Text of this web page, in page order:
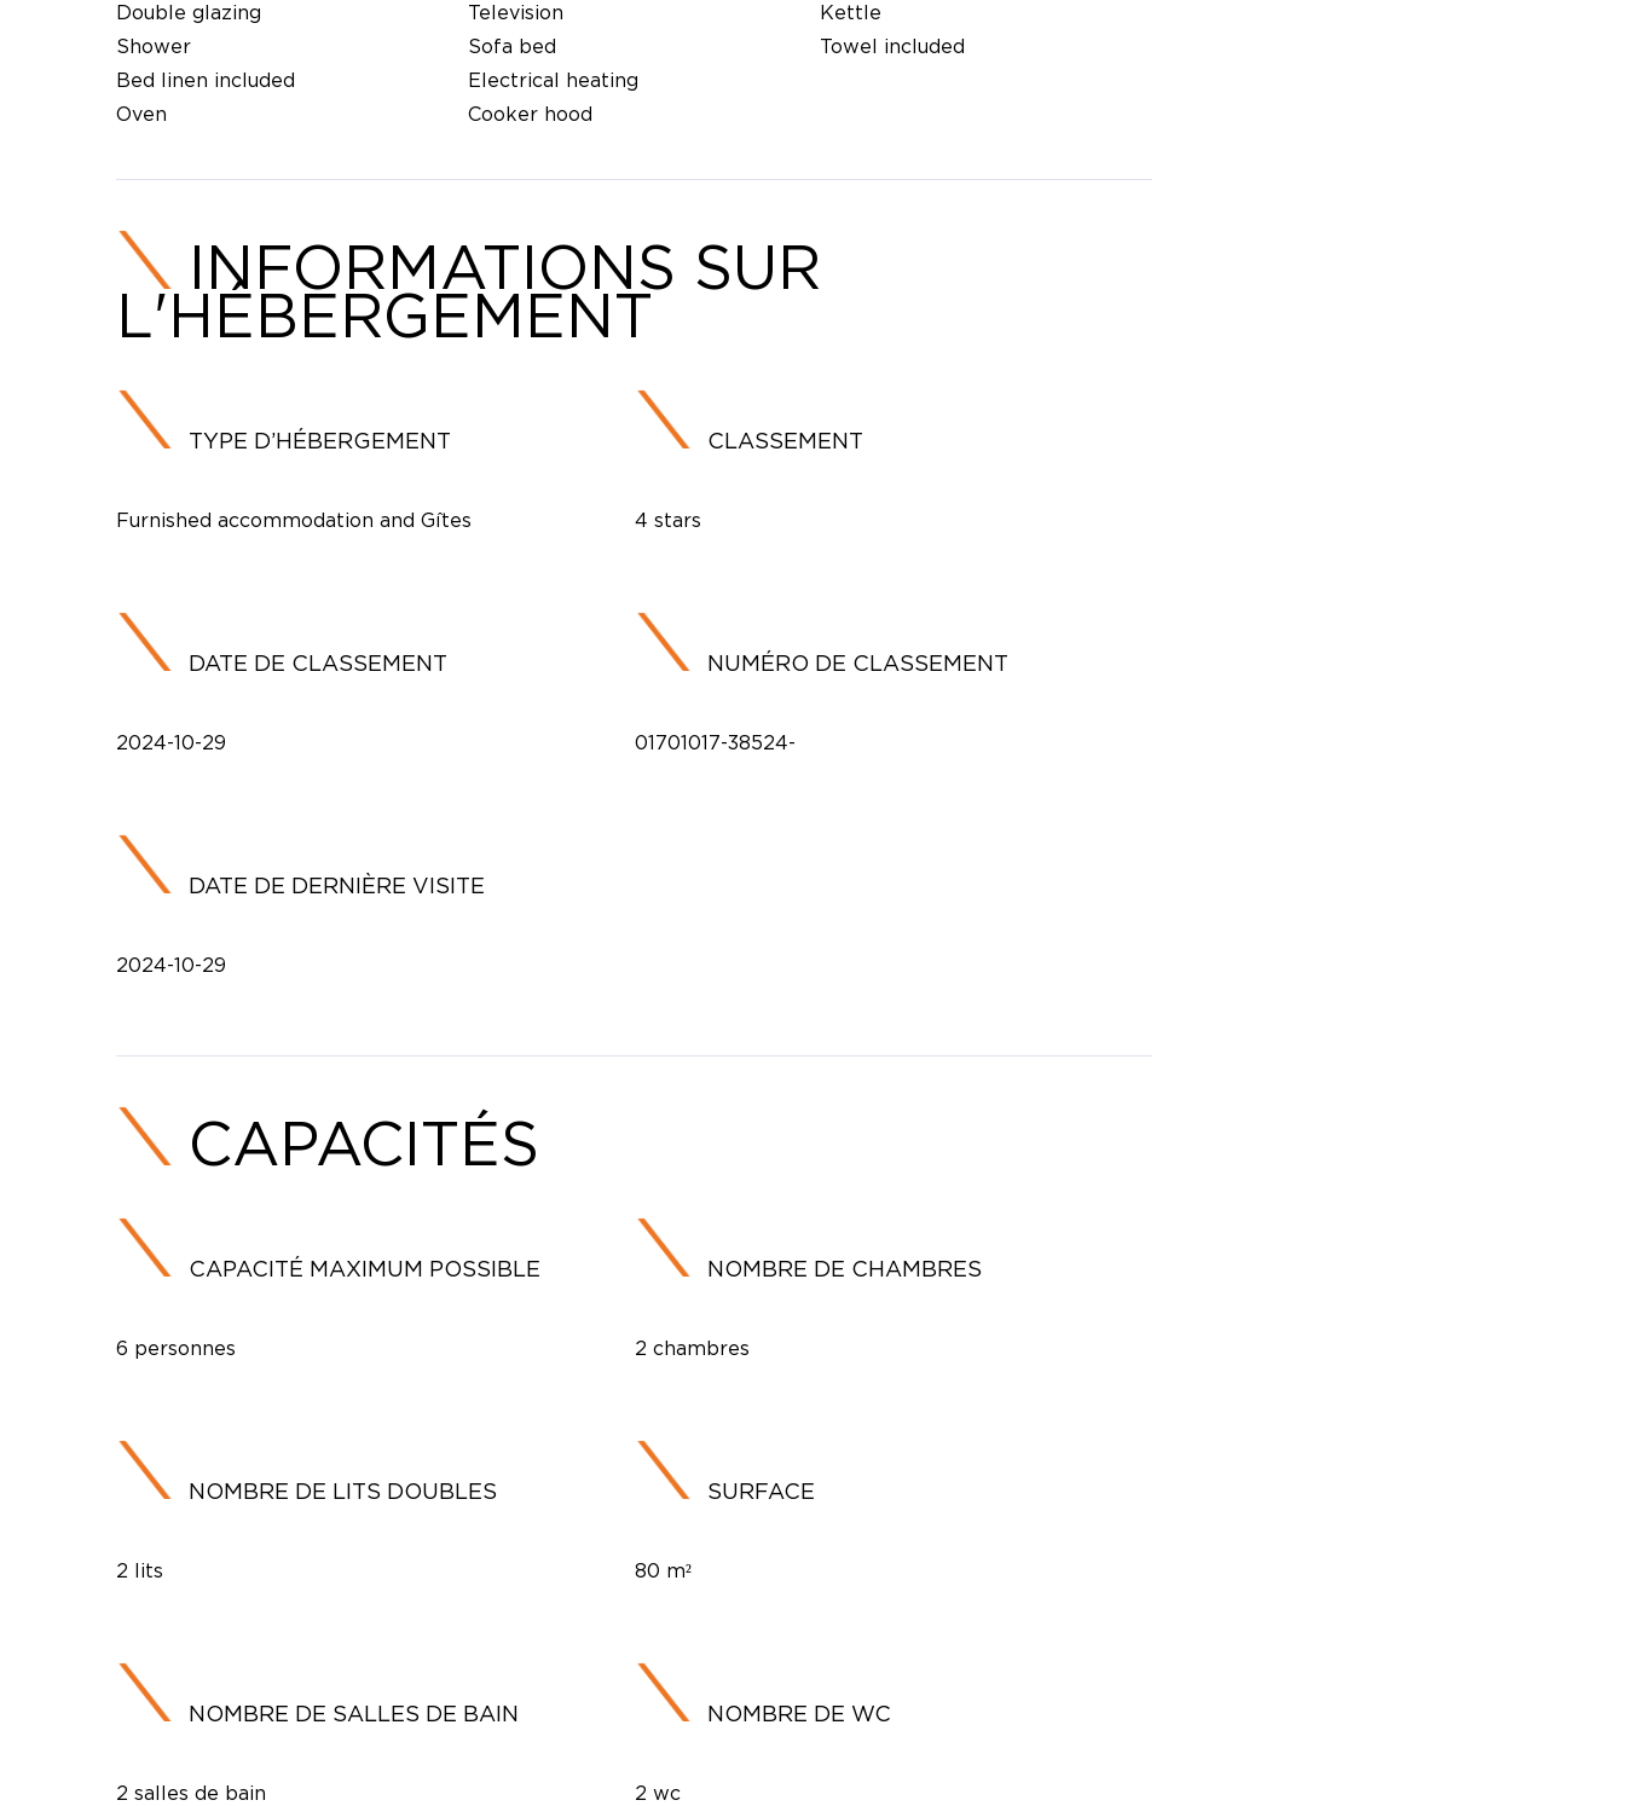
Double glazing
Shower
Bed linen included
Oven
Television
Sofa bed
Electrical heating
Cooker hood
Kettle
Towel included
INFORMATIONS SUR
L'HÉBERGEMENT
TYPE D’HÉBERGEMENT
Furnished accommodation and Gîtes
CLASSEMENT
4 stars
DATE DE CLASSEMENT
2024-10-29
NUMÉRO DE CLASSEMENT
01701017-38524-
DATE DE DERNIÈRE VISITE
2024-10-29
CAPACITÉS
CAPACITÉ MAXIMUM POSSIBLE
6 personnes
NOMBRE DE CHAMBRES
2 chambres
NOMBRE DE LITS DOUBLES
2 lits
SURFACE
80 m²
NOMBRE DE SALLES DE BAIN
2 salles de bain
NOMBRE DE WC
2 wc